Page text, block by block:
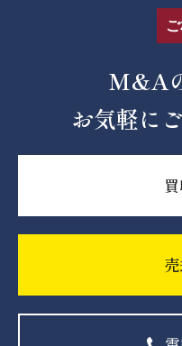
M&A
お気軽に